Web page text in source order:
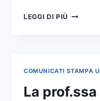
LEGGI DI PIÙ
OMAYMA
COMUNICATI STAMPA
La